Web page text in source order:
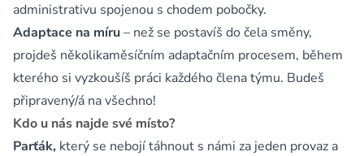
administrativu spojenou s chodem pobočky.
Adaptace na míru– než se postavíš do čela směny,
projdeš několikaměsíčním adaptačním procesem, během
kterého si vyzkoušíš práci každého člena týmu. Budeš
připravený/á na všechno!
Kdo u nás najde své místo?
Parťák, který se nebojí táhnout s námi za jeden provaz a